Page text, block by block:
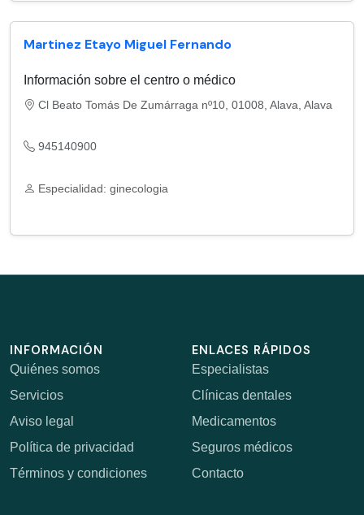
Martinez Etayo Miguel Fernando
Información sobre el centro o médico
Cl Beato Tomás De Zumárraga nº10, 01008, Alava, Alava
945140900
Especialidad: ginecologia
INFORMACIÓN
Quiénes somos
Servicios
Aviso legal
Política de privacidad
Términos y condiciones
ENLACES RÁPIDOS
Especialistas
Clínicas dentales
Medicamentos
Seguros médicos
Contacto